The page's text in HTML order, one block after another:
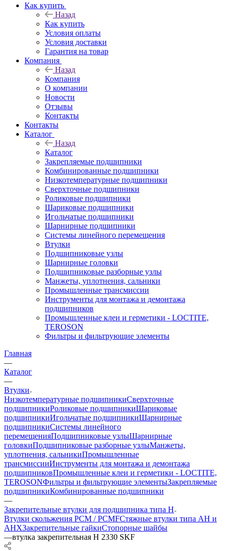
Как купить
Назад
Как купить
Условия оплаты
Условия доставки
Гарантия на товар
Компания
Назад
Компания
О компании
Новости
Отзывы
Контакты
Контакты
Каталог
Назад
Каталог
Закрепляемые подшипники
Комбинированные подшипники
Низкотемпературные подшипники
Сверхточные подшипники
Роликовые подшипники
Шариковые подшипники
Игольчатые подшипники
Шарнирные подшипники
Системы линейного перемещения
Втулки
Подшипниковые узлы
Шарнирные головки
Подшипниковые разборные узлы
Манжеты, уплотнения, сальники
Промышленные трансмиссии
Инструменты для монтажа и демонтажа
подшипников
Промышленные клеи и герметики - LOCTITE,
TEROSON
Фильтры и фильтрующие элементы
Главная
—
Каталог
—
Втулки
Низкотемпературные подшипникиСверхточные
подшипникиРоликовые подшипникиШариковые
подшипникиИгольчатые подшипникиШарнирные
подшипникиСистемы линейного
перемещенияПодшипниковые узлыШарнирные
головкиПодшипниковые разборные узлыМанжеты,
уплотнения, сальникиПромышленные
трансмиссииИнструменты для монтажа и демонтажа
подшипниковПромышленные клеи и герметики - LOCTITE,
TEROSONФильтры и фильтрующие элементыЗакрепляемые
подшипникиКомбинированные подшипники
—
Закрепительные втулки для подшипника типа H
Втулки скольжения PCM / PCMFСтяжные втулки типа AH и
AHXЗакрепительные гайкиСтопорные шайбы
—втулка закрепительная H 2330 SKF